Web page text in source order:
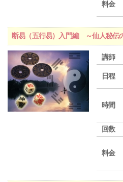
料金
断易（五行易）入門編 ～仙人秘伝
講師
日程
時間
回数
料金